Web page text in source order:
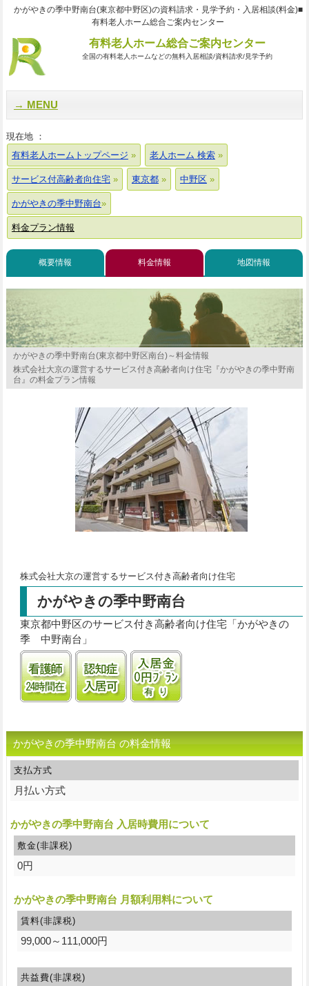
かがやきの季中野南台(東京都中野区)の資料請求・見学予約・入居相談(料金)■
有料老人ホーム総合ご案内センター
有料老人ホーム総合ご案内センター
全国の有料老人ホームなどの無料入居相談/資料請求/見学予約
MENU
現在地 ：
有料老人ホームトップページ
老人ホーム 検索
サービス付高齢者向住宅 東京都 中野区
かがやきの季中野南台
料金プラン情報
概要情報 料金情報 地図情報
かがやきの季中野南台(東京都中野区南台)～料金情報
株式会社大京の運営するサービス付き高齢者向け住宅『かがやきの季中野南
台』の料金プラン情報
株式会社大京の運営するサービス付き高齢者向け住宅
かがやきの季中野南台
東京都中野区のサービス付き高齢者向け住宅「かがやきの
季 中野南台」
看護師24時間常駐認知症受け入れ可入居金0円プランあり
かがやきの季中野南台 の料金情報
支払方式
月払い方式
かがやきの季中野南台 入居時費用について
敷金(非課税)
0円
かがやきの季中野南台 月額利用料について
賃料(非課税)
99,000～111,000円
共益費(非課税)